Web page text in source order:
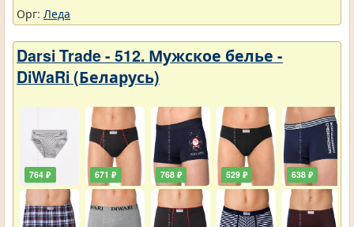
Орг: Леда
Darsi Trade - 512. Мужское белье -
DiWaRi (Беларусь)
764 ₽ 671 ₽ 768 ₽ 529 ₽ 638 ₽